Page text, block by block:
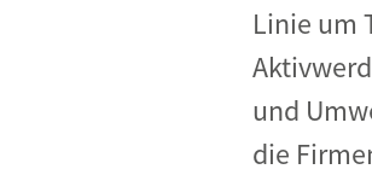
Linie um
und
die